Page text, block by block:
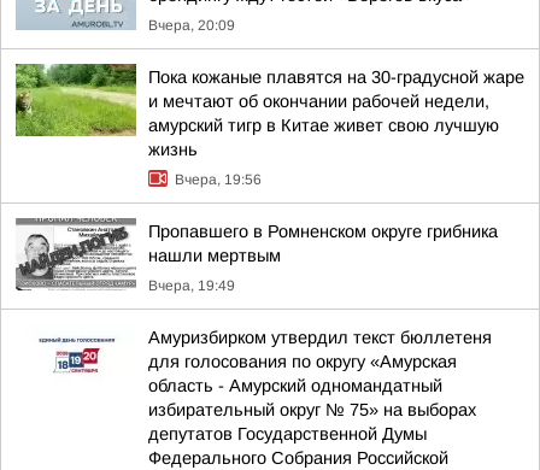
Вчера, 20:09
Пока кожаные плавятся на 30-градусной жаре
и мечтают об окончании рабочей недели,
амурский тигр в Китае живет свою лучшую
жизнь
Вчера, 19:56
Пропавшего в Ромненском округе грибника
нашли мертвым
Вчера, 19:49
Амуризбирком утвердил текст бюллетеня
для голосования по округу «Амурская
область - Амурский одномандатный
избирательный округ № 75» на выборах
депутатов Государственной Думы
Федерального Собрания Российской